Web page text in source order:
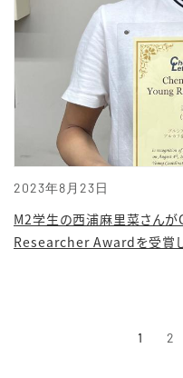
2023年8月23日
M2学生の西浦麻里菜さん
Researcher Awardを受賞
1 2